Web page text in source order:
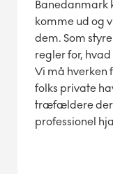
Banedanmark
komme ud og
dem. Som
regler for,
Vi må hverken
folks private
træfældere
professionel